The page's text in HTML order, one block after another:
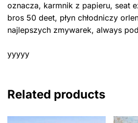
oznacza, karmnik z papieru, seat
bros 50 deet, płyn chłodniczy
najlepszych zmywarek, always
yyyyy
Related products